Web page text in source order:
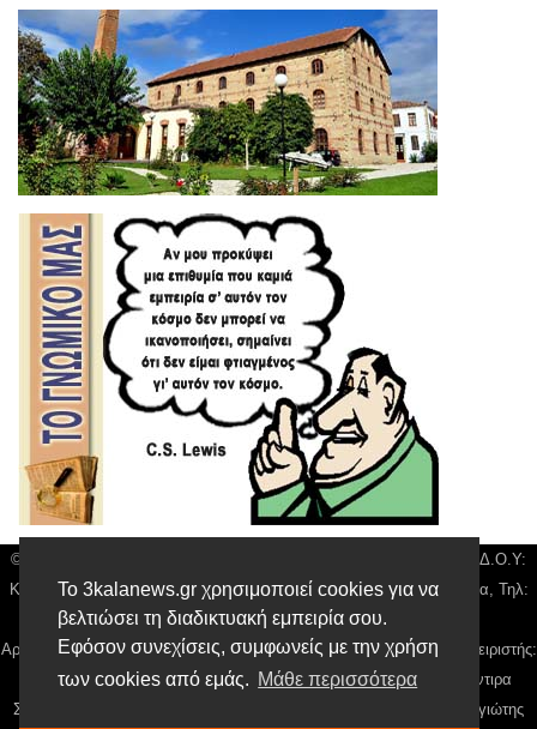
Το 3kalanews.gr χρησιμοποιεί cookies για να
βελτιώσει τη διαδικτυακή εμπειρία σου.
Εφόσον συνεχίσεις, συμφωνείς με την χρήση
των cookies από εμάς. Μάθε περισσότερα
© 3kala News | Διακριτικός Τίτλος: Orion Media, ΑΦΜ: 043750542, Δ.Ο.Υ:
Καρδίτσας, Υπο/μα Τρικάλων, Δ/νση: Τιουσόν 31 τ.κ 42132 Τρίκαλα, Τηλ:
24310 63300, email: news@3kalanews.gr
Αρ. Γεμή: 018804431000, Νόμιμος Εκπρόσωπος, Ιδιοκτήτης και Διαχειριστής:
Παναγιώτης Φιλίππου, Διευθύντρια: Γιαννουσά Βασιλική, Διευθύντιρα
Σύνταξης: Μπαλαμπάνη Βασιλική. Δικαιούχος domain name Παναγιώτης